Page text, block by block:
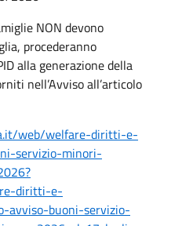
NON devono
procederanno
alla generazione della
nell’Avviso all’articolo
web/welfare-diritti-e-
servizio-minori-
diritti-e-
avviso-buoni-servizio-